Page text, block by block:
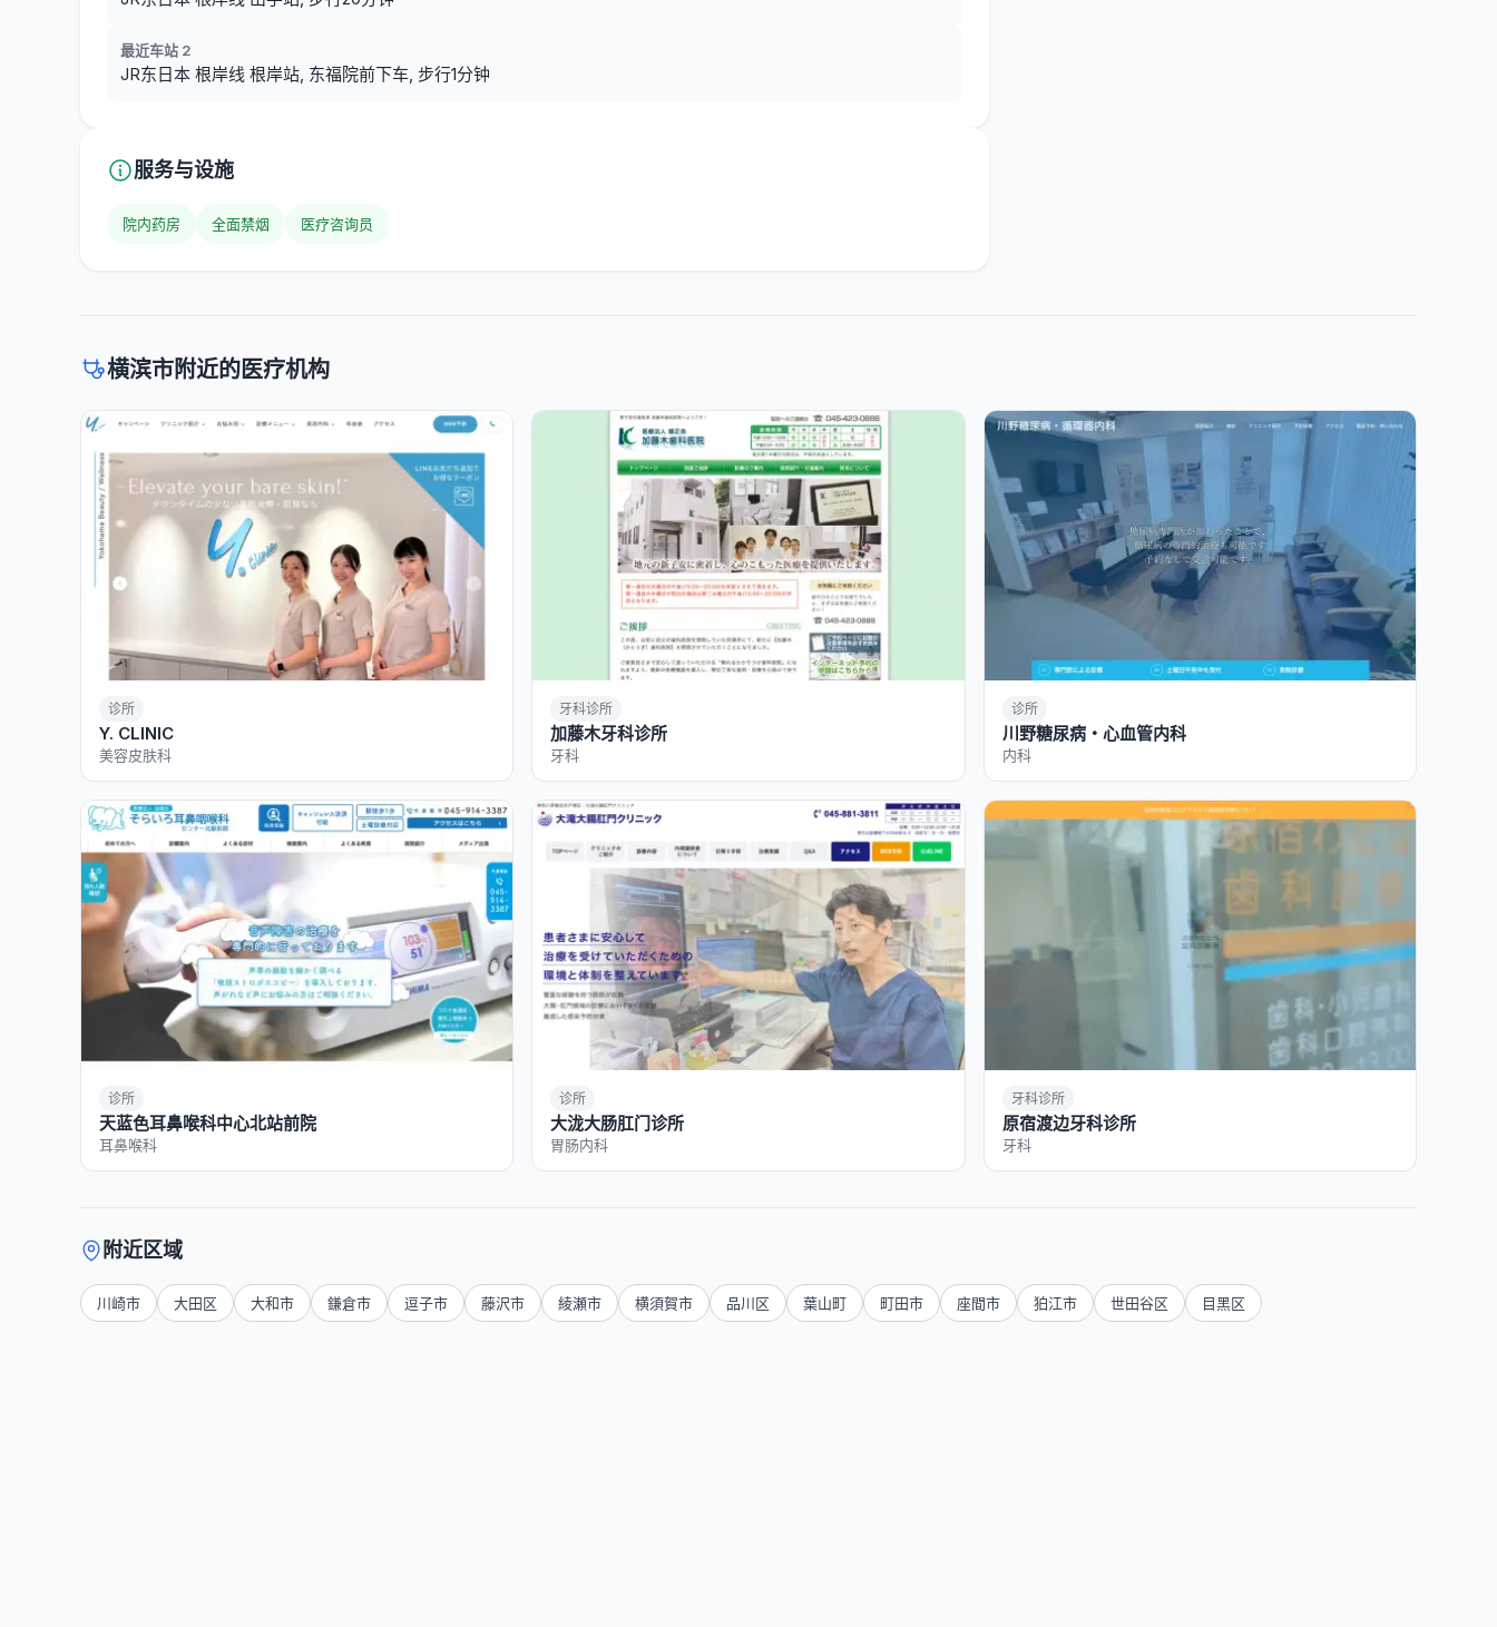
最近车站 2
JR东日本 根岸线 根岸站, 东福院前下车, 步行1分钟
服务与设施
院内药房 全面禁烟 医疗咨询员
横滨市附近的医疗机构
诊所
Y. CLINIC
美容皮肤科
牙科诊所
加藤木牙科诊所
牙科
诊所
川野糖尿病・心血管内科
内科
诊所
天蓝色耳鼻喉科中心北站前院
耳鼻喉科
诊所
大泷大肠肛门诊所
胃肠内科
牙科诊所
原宿渡边牙科诊所
牙科
附近区域
川崎市 大田区 大和市 鎌倉市 逗子市 藤沢市 綾瀬市 横須賀市 品川区 葉山町 町田市 座間市 狛江市 世田谷区 目黑区